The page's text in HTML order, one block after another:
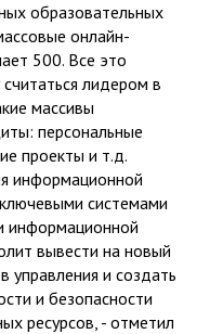
образовательных
онлайн-
500. Все это
лидером в
массивы
персональные
проекты и т.д.
информационной
системами
информационной
вывести на новый
управления и создать
и безопасности
ресурсов, - отметил